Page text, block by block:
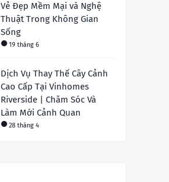
Vẻ Đẹp Mềm Mại và Nghệ
Thuật Trong Không Gian
Sống
19 tháng 6
Dịch Vụ Thay Thế Cây Cảnh
Cao Cấp Tại Vinhomes
Riverside | Chăm Sóc Và
Làm Mới Cảnh Quan
28 tháng 4